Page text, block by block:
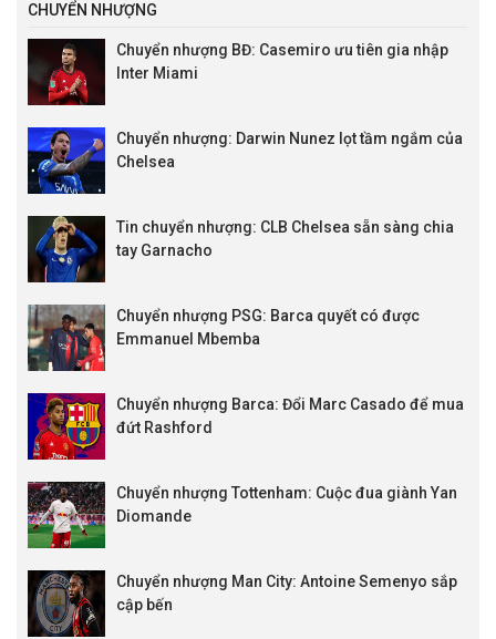
CHUYỂN NHƯỢNG
Chuyển nhượng BĐ: Casemiro ưu tiên gia nhập
Inter Miami
Chuyển nhượng: Darwin Nunez lọt tầm ngắm của
Chelsea
Tin chuyển nhượng: CLB Chelsea sẵn sàng chia
tay Garnacho
Chuyển nhượng PSG: Barca quyết có được
Emmanuel Mbemba
Chuyển nhượng Barca: Đổi Marc Casado để mua
đứt Rashford
Chuyển nhượng Tottenham: Cuộc đua giành Yan
Diomande
Chuyển nhượng Man City: Antoine Semenyo sắp
cập bến